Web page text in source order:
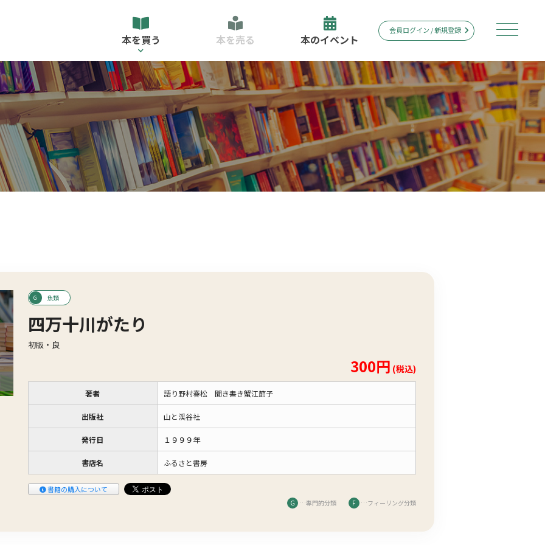
本を買う 本を売る 本のイベント
会員ログイン / 新規登録
魚類
四万十川がたり
初版・良
300円 (税込)
著者 語り野村春松 聞き書き蟹江節子
出版社 山と渓谷社
発行日 １９９９年
書店名 ふるさと書房
書籍の購入について
G …専門的分類 F …フィーリング分類